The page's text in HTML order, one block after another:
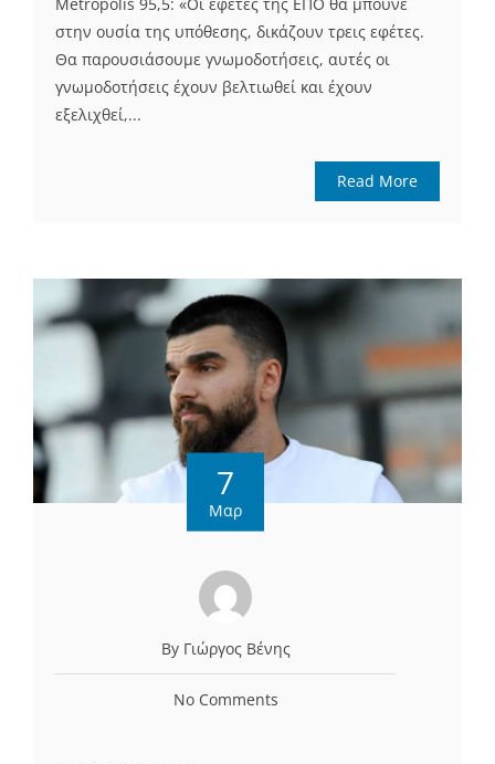
στην ουσία της υπόθεσης, δικάζουν τρεις εφέτες.
Θα παρουσιάσουμε γνωμοδοτήσεις, αυτές οι
γνωμοδοτήσεις έχουν βελτιωθεί και έχουν
εξελιχθεί,...
Read More
7
Μαρ
By Γιώργος Βένης
No Comments